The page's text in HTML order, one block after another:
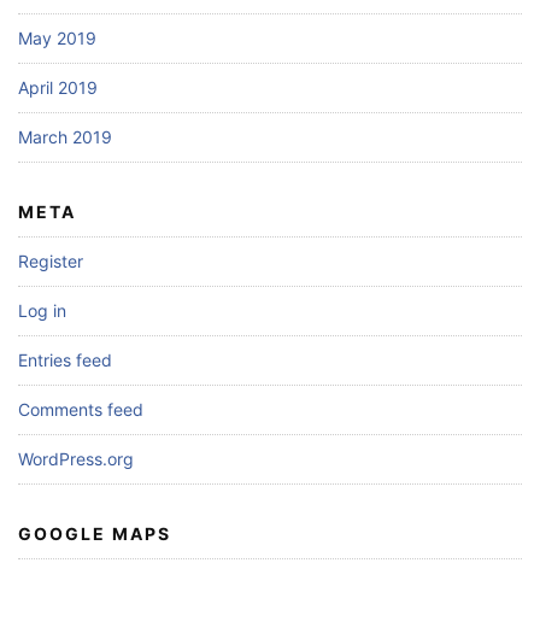
May 2019
April 2019
March 2019
META
Register
Log in
Entries feed
Comments feed
WordPress.org
GOOGLE MAPS